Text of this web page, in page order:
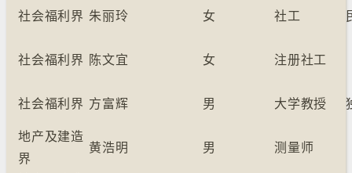
社会福利界 朱丽玲 女 社工
社会福利界 陈文宜 女 注册社工
社会福利界 方富辉 男 大学教授
地产及建造
界
黄浩明 男 测量师